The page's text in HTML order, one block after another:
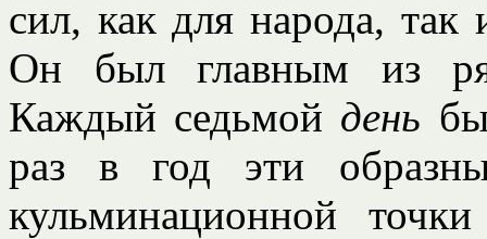
сил, как для народа,
Он был главным из
Каждый седьмой день
раз в год эти
кульминационной